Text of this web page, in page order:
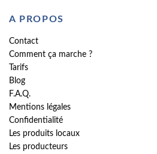
A PROPOS
Contact
Comment ça marche ?
Tarifs
Blog
F.A.Q.
Mentions légales
Confidentialité
Les produits locaux
Les producteurs